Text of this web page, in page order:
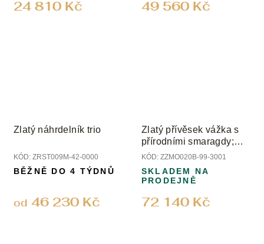
24 810 Kč 49 560 Kč
Zlatý náhrdelník trio
KÓD: ZRST009M-42-0000
od 46 230 Kč
BĚŽNĚ DO 4 TÝDNŮ
Zlatý přívěsek vážka s
přírodními smaragdy;
peridotem a diamanty
KÓD: ZZMO020B-99-3001
72 140 Kč
SKLADEM NA
PRODEJNĚ